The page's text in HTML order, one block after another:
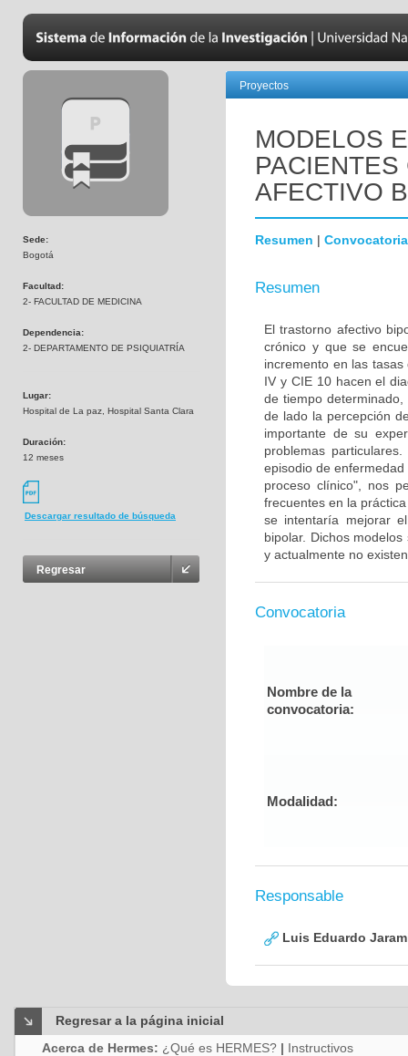
Sede:
Bogotá
Facultad:
2- FACULTAD DE MEDICINA
Dependencia:
2- DEPARTAMENTO DE PSIQUIATRÍA
Lugar:
Hospital de La paz, Hospital Santa Clara
Duración:
12 meses
Descargar resultado de búsqueda
Regresar
Proyectos
MODELOS
AFECTIVO
Resumen | Convocatoria
Resumen
El trastorno afectivo
crónico y que se
incremento en las
IV y CIE 10 hacen el
de tiempo
de lado la percepción
importante de su
problemas
episodio de
proceso clínico", nos
frecuentes en la
se intentaría mejorar
bipolar. Dichos
y actualmente no
Convocatoria
Nombre de la
convocatoria:
Modalidad:
Responsable
Luis Eduardo
Regresar a la página inicial
Acerca de Hermes: ¿Qué es HERMES? | Instructivos